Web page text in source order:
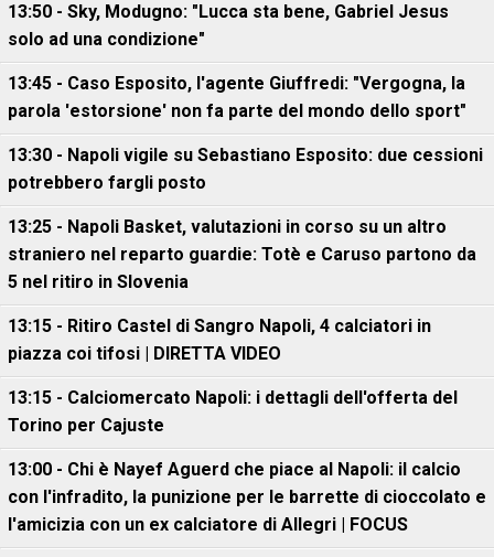
13:50 - Sky, Modugno: "Lucca sta bene, Gabriel Jesus
solo ad una condizione"
13:45 - Caso Esposito, l'agente Giuffredi: "Vergogna, la
parola 'estorsione' non fa parte del mondo dello sport"
13:30 - Napoli vigile su Sebastiano Esposito: due cessioni
potrebbero fargli posto
13:25 - Napoli Basket, valutazioni in corso su un altro
straniero nel reparto guardie: Totè e Caruso partono da
5 nel ritiro in Slovenia
13:15 - Ritiro Castel di Sangro Napoli, 4 calciatori in
piazza coi tifosi | DIRETTA VIDEO
13:15 - Calciomercato Napoli: i dettagli dell'offerta del
Torino per Cajuste
13:00 - Chi è Nayef Aguerd che piace al Napoli: il calcio
con l'infradito, la punizione per le barrette di cioccolato e
l'amicizia con un ex calciatore di Allegri | FOCUS